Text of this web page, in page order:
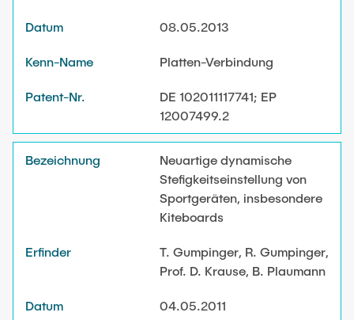
08.05.2013
Platten-Verbindung
DE 102011117741; EP
12007499.2
Neuartige dynamische
Stefigkeitseinstellung von
Sportgeräten, insbesondere
Kiteboards
T. Gumpinger, R. Gumpinger,
Prof. D. Krause, B. Plaumann
04.05.2011